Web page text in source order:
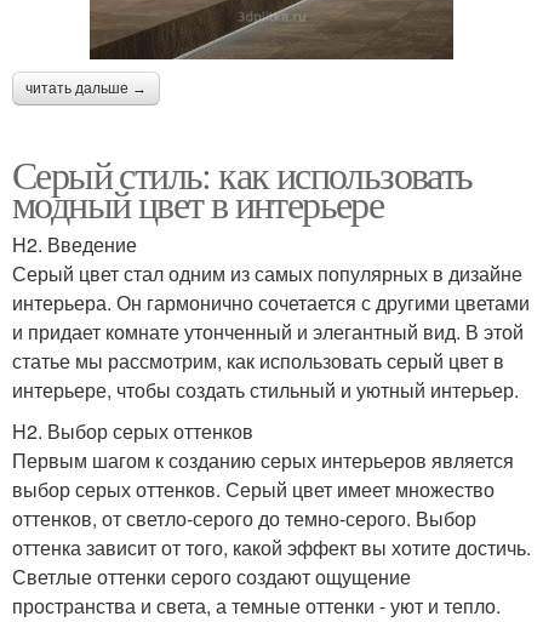
читать дальше →
Серый стиль: как использовать
модный цвет в интерьере
H2. Введение
Серый цвет стал одним из самых популярных в дизайне
интерьера. Он гармонично сочетается с другими цветами
и придает комнате утонченный и элегантный вид. В этой
статье мы рассмотрим, как использовать серый цвет в
интерьере, чтобы создать стильный и уютный интерьер.
H2. Выбор серых оттенков
Первым шагом к созданию серых интерьеров является
выбор серых оттенков. Серый цвет имеет множество
оттенков, от светло-серого до темно-серого. Выбор
оттенка зависит от того, какой эффект вы хотите достичь.
Светлые оттенки серого создают ощущение
пространства и света, а темные оттенки - уют и тепло.